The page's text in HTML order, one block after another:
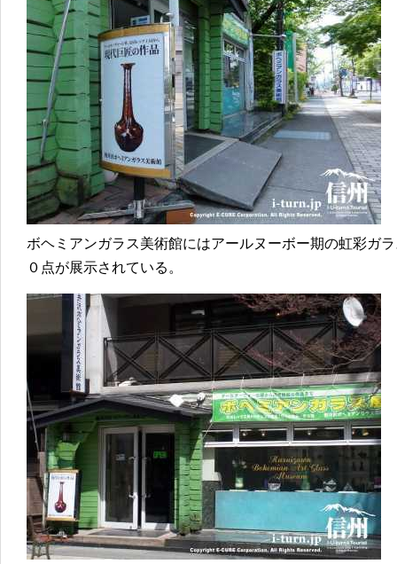
ボヘミアンガラス美術館にはアールヌーボー期の虹彩ガ
０点が展示されている。